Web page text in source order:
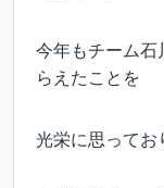
今年もチーム石
らえたことを
光栄に思ってお